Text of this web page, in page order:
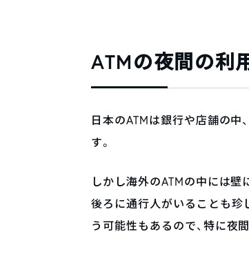
ATMの夜間の利
日本のATMは銀行や店舗の中
す。
しかし海外のATMの中には壁
後ろに通行人がいることも珍
う可能性もあるので、特に夜